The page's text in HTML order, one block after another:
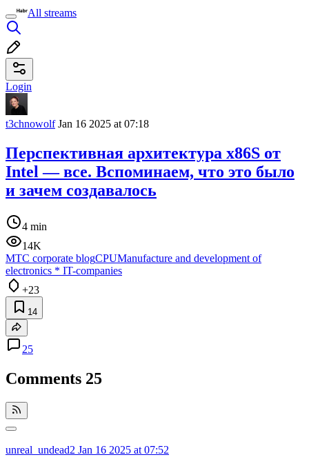
All streams
Login
t3chnowolfJan 16 2025 at 07:18
Перспективная архитектура x86S от
Intel — все. Вспоминаем, что это было
и зачем создавалось
4 min
14K
МТС corporate blogCPUManufacture and development of
electronics * IT-companies
+23
14
25
Comments 25
unreal_undead2 Jan 16 2025 at 07:52